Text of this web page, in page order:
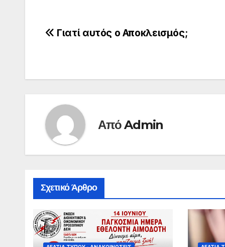
Πλοήγηση
Γιατί αυτός ο Αποκλεισμός;
ΑπόAdmin
Σχετικό Άρθρο